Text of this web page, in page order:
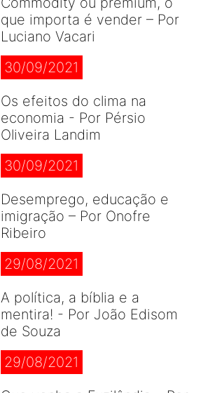
que importa é vender – Por
Luciano Vacari
30/09/2021
Os efeitos do clima na
economia - Por Pérsio
Oliveira Landim
30/09/2021
Desemprego, educação e
imigração – Por Onofre
Ribeiro
29/08/2021
A política, a bíblia e a
mentira! - Por João Edisom
de Souza
29/08/2021